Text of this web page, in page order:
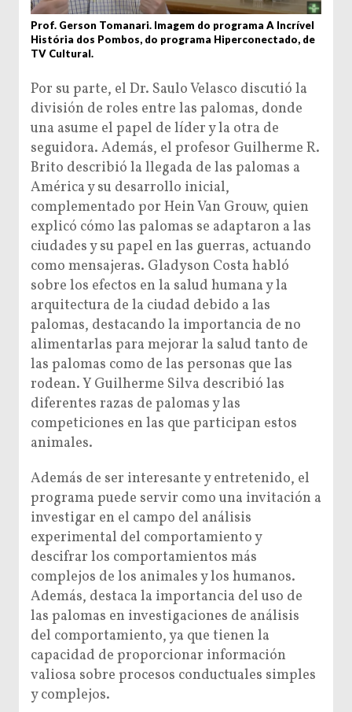
Prof. Gerson Tomanari. Imagem do programa A Incrível
História dos Pombos, do programa Hiperconectado, de
TV Cultural.
Por su parte, el Dr. Saulo Velasco discutió la
división de roles entre las palomas, donde
una asume el papel de líder y la otra de
seguidora. Además, el profesor Guilherme R.
Brito describió la llegada de las palomas a
América y su desarrollo inicial,
complementado por Hein Van Grouw, quien
explicó cómo las palomas se adaptaron a las
ciudades y su papel en las guerras, actuando
como mensajeras. Gladyson Costa habló
sobre los efectos en la salud humana y la
arquitectura de la ciudad debido a las
palomas, destacando la importancia de no
alimentarlas para mejorar la salud tanto de
las palomas como de las personas que las
rodean. Y Guilherme Silva describió las
diferentes razas de palomas y las
competiciones en las que participan estos
animales.
Además de ser interesante y entretenido, el
programa puede servir como una invitación a
investigar en el campo del análisis
experimental del comportamiento y
descifrar los comportamientos más
complejos de los animales y los humanos.
Además, destaca la importancia del uso de
las palomas en investigaciones de análisis
del comportamiento, ya que tienen la
capacidad de proporcionar información
valiosa sobre procesos conductuales simples
y complejos.